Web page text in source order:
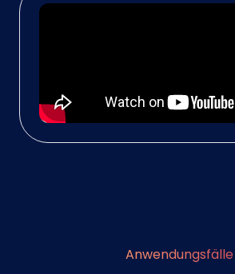
Anwendungsfälle